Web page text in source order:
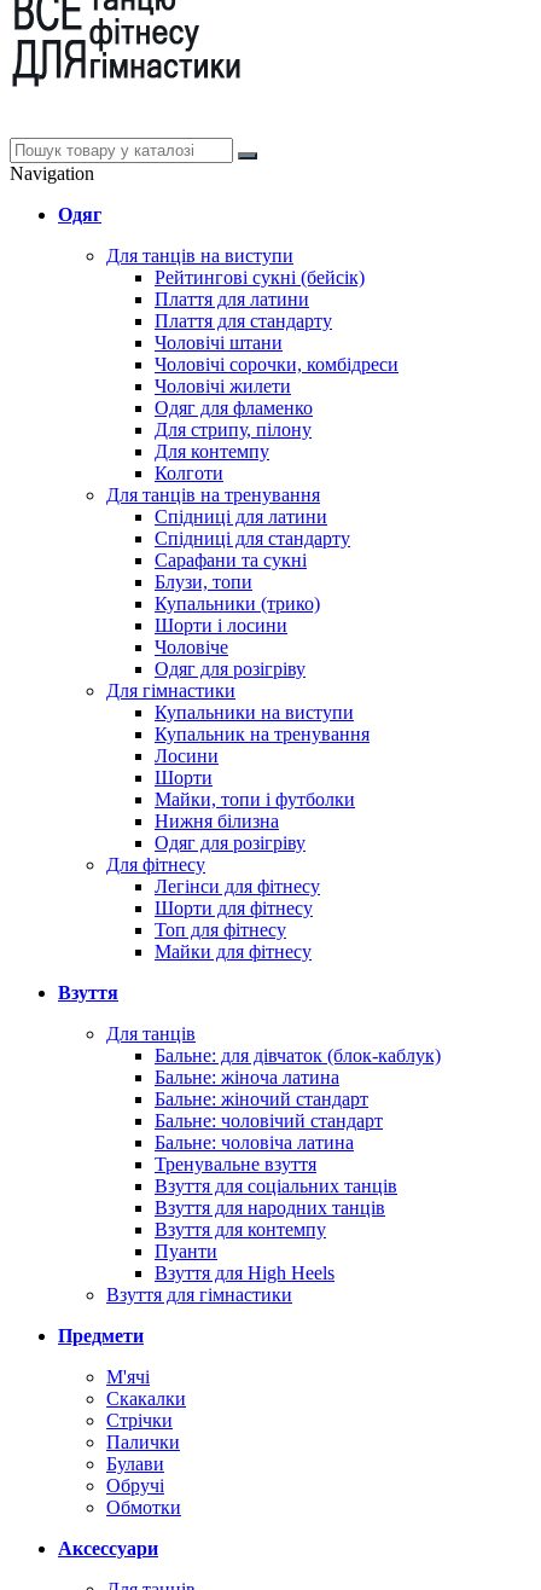
Navigation
Одяг
Для танців на виступи
Рейтингові сукні (бейсік)
Плаття для латини
Плаття для стандарту
Чоловічі штани
Чоловічі сорочки, комбідреси
Чоловічі жилети
Одяг для фламенко
Для стрипу, пілону
Для контемпу
Колготи
Для танців на тренування
Спідниці для латини
Спідниці для стандарту
Сарафани та сукні
Блузи, топи
Купальники (трико)
Шорти і лосини
Чоловіче
Одяг для розігріву
Для гімнастики
Купальники на виступи
Купальник на тренування
Лосини
Шорти
Майки, топи і футболки
Нижня білизна
Одяг для розігріву
Для фітнесу
Легінси для фітнесу
Шорти для фітнесу
Топ для фітнесу
Майки для фітнесу
Взуття
Для танців
Бальне: для дівчаток (блок-каблук)
Бальне: жіноча латина
Бальне: жіночий стандарт
Бальне: чоловічий стандарт
Бальне: чоловіча латина
Тренувальне взуття
Взуття для соціальних танців
Взуття для народних танців
Взуття для контемпу
Пуанти
Взуття для High Heels
Взуття для гімнастики
Предмети
М'ячі
Скакалки
Стрічки
Палички
Булави
Обручі
Обмотки
Аксессуари